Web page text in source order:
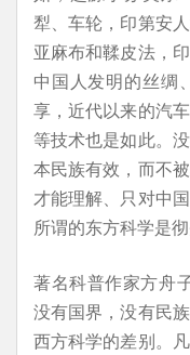
犁、车轮，印第安
亚麻布和鞣皮法，
中国人发明的丝绸
享，近代以来的汽
等技术也是如此。
本民族有效，而不
才能理解、只对中
所谓的东方科学是
著名科普作家方舟
没有国界，没有民
西方科学的差别。